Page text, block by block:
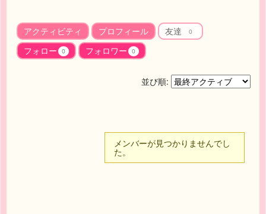
アクティビティ プロフィール 友達 0
フォロー 0 フォロワー 0
並び順:
メンバーが見つかりませんでし
た。